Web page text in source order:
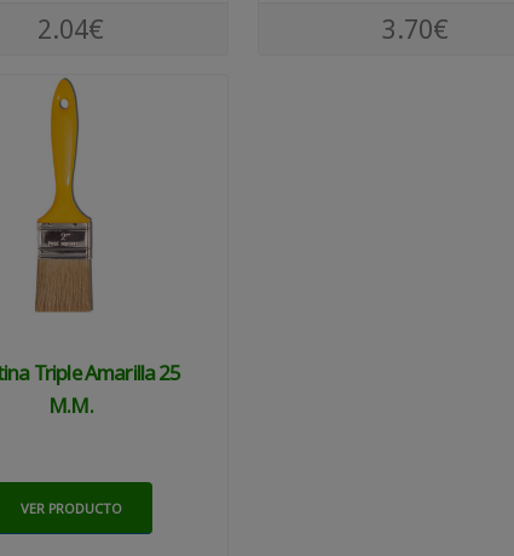
2.04€ 3.70€
Triple Amarilla 25
M.m.
VER PRODUCTO